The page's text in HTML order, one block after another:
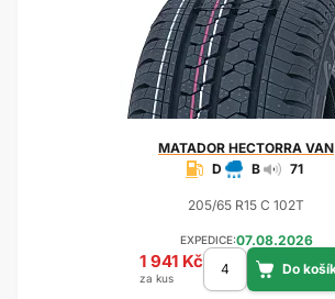
MATADOR HECTORRA VAN
D
B 71
205/65 R15 C 102T
EXPEDICE:07.08.2026
1 941 Kč
za kus